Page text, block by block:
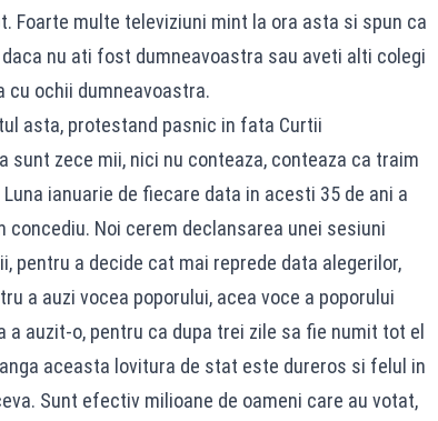
Foarte multe televiziuni mint la ora asta si spun ca
nu ati fost dumneavoastra sau aveti alti colegi
cu ochii dumneavoastra.
asta, protestand pasnic in fata Curtii
sunt zece mii, nici nu conteaza, conteaza ca traim
ianuarie de fiecare data in acesti 35 de ani a
Noi cerem declansarea unei sesiuni
pentru a decide cat mai reprede data alegerilor,
a auzi vocea poporului, acea voce a poporului
auzit-o, pentru ca dupa trei zile sa fie numit tot el
aceasta lovitura de stat este dureros si felul in
Sunt efectiv milioane de oameni care au votat,